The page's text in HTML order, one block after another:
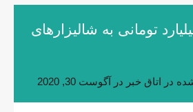
۵۰۰ میلیارد تومانی به شالیزارهای
در اتاق خبر در آگوست 30, 2020